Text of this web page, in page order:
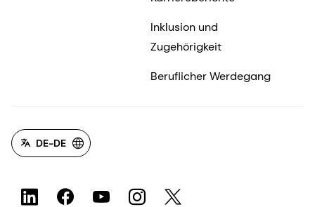
Inklusion und
Zugehörigkeit
Beruflicher Werdegang
DE-DE